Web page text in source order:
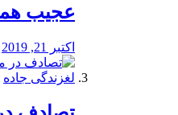
عجیب
اکتبر 21, 2019